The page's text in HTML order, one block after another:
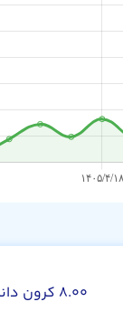
۸.۰۰ کرون دانمارک